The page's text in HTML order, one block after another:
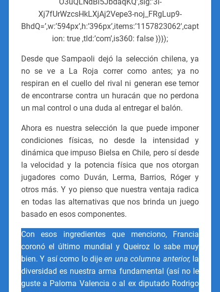
Xj7fUrWzcsHkLXjAj2Vepe3-noj_FRgLup9-
BhdQ=’,w:’594px’,h:’396px’,items:’1157823062′,capt
ion: true ,tld:’com’,is360: false })});
Desde que Sampaoli dejó la selección chilena, ya
no se ve a La Roja correr como antes; ya no
respiran en el cuello del rival ni generan ese temor
de encontrarse contra un huracán que no perdona
un mal control o una duda al entregar el balón.
Ahora es nuestra selección la que puede imponer
condiciones físicas, no desde la intensidad y
dinámica que impuso Bielsa en Chile, pero sí desde
la velocidad y la potencia física que nos otorgan
jugadores como Duván, Lerma, Barrios, Róger y
otros más. Y yo pienso que nuestra ventaja radica
en todas las alternativas que nos brinda un juego
basado en esos componentes.
Con esos ingredientes que menciono, Francia
coronó el último mundial y Queiroz lo sabe muy
bien. Y así como lo dijeen una columna anterior, la
diversidad es nuestra arma fundamental (así no le
guste a Paloma Valencia o al ex diputado Rodrigo